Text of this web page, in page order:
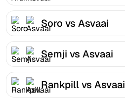
Soro vs Asvaai
Semji vs Asvaai
Rankpill vs Asvaai